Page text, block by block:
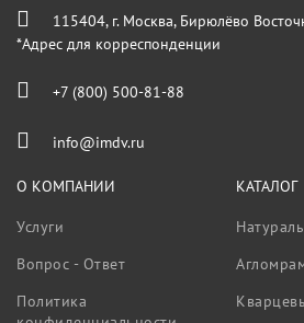
115404, г. Москва, Бирюлёво
*Адрес для корреспонденции
+7 (800) 500-81-88
info@imdv.ru
О КОМПАНИИ
Услуги
Вопрос - Ответ
Политика
КАТАЛОГ